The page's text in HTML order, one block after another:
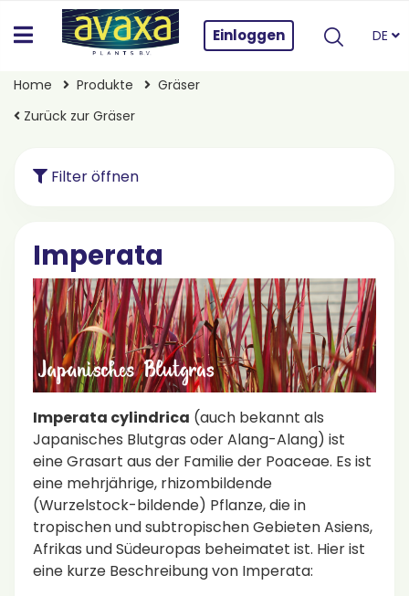
Einloggen DE
Home Produkte
Gräser
Zurück zur Gräser
Filter öffnen
Imperata
Imperata cylindrica (auch bekannt als
Japanisches Blutgras oder Alang-Alang) ist
eine Grasart aus der Familie der Poaceae. Es ist
eine mehrjährige, rhizombildende
(Wurzelstock-bildende) Pflanze, die in
tropischen und subtropischen Gebieten Asiens,
Afrikas und Südeuropas beheimatet ist. Hier ist
eine kurze Beschreibung von Imperata: